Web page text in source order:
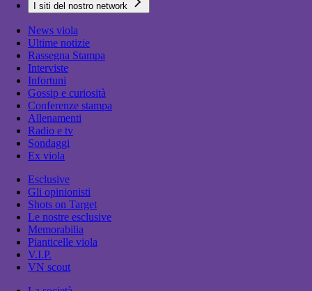
I siti del nostro network
News viola
Ultime notizie
Rassegna Stampa
Interviste
Infortuni
Gossip e curiosità
Conferenze stampa
Allenamenti
Radio e tv
Sondaggi
Ex viola
Esclusive
Gli opinionisti
Shots on Target
Le nostre esclusive
Memorabilia
Pianticelle viola
V.I.P.
VN scout